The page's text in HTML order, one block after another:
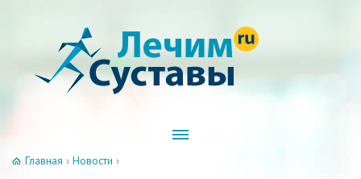
Главная › Новости ›